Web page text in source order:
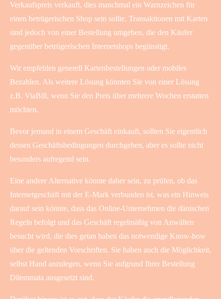
Verkaufspreis verkauft, dies manchmal ein Warnzeichen für
einen betrügerischen Shop sein sollte. Transaktionen mit Karten
sind jedoch von einer Bestellung umgeben, die den Käufer
gegenüber betrügerischen Internetshops begünstigt.
Wir empfehlen generell Kartenbestellungen oder mobiles
Bezahlen. Als weitere Lösung könnten Sie von einer Lösung
z.B. ViaBill, wenn Sie den Preis über mehrere Wochen erstatten
möchten.
Bevor jemand in einem Geschäft einkauft, sollten Sie eigentlich
dessen Geschäftsbedingungen durchgehen, aber es sollte nicht
besonders aufregend sein.
Eine andere Alternative könnte daher sein, zu prüfen, ob das
Internetgeschäft mit der E-Mark verbunden ist, was ein Hinweis
darauf sein könnte, dass das Online-Unternehmen die dänischen
Regeln befolgt und das Geschäft regelmäßig von Anwälten
besucht wird, die dies getan haben das notwendige Know-how
über die geltenden Vorschriften. Sie haben auch die Möglichkeit,
selbst Hand anzulegen, wenn Sie aufgrund Ihrer Bestellung
Dilemmata ausgesetzt sind.